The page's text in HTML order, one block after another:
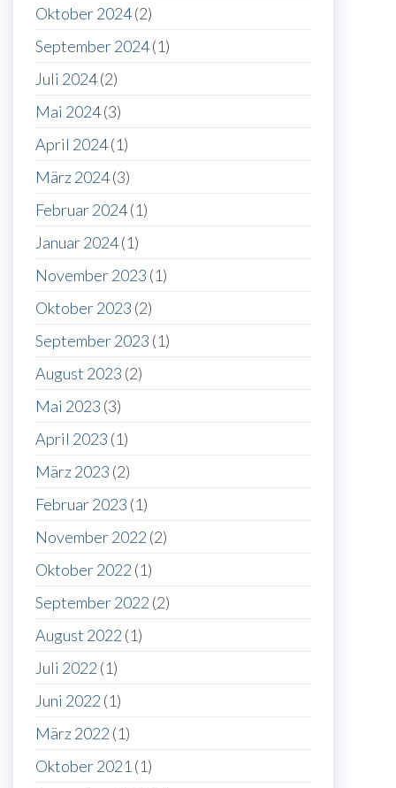
Oktober 2024(2)
September 2024(1)
Juli 2024(2)
Mai 2024(3)
April 2024(1)
März 2024(3)
Februar 2024(1)
Januar 2024(1)
November 2023 (1)
Oktober 2023 (2)
September 2023 (1)
August 2023 (2)
Mai 2023 (3)
April 2023 (1)
März 2023 (2)
Februar 2023 (1)
November 2022 (2)
Oktober 2022 (1)
September 2022 (2)
August 2022 (1)
Juli 2022 (1)
Juni 2022 (1)
März 2022 (1)
Oktober 2021 (1)